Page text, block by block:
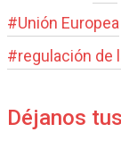
#Unión Europea
#regulación de
Déjanos